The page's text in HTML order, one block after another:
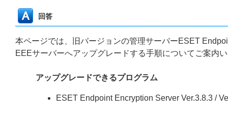
回答
本ページでは、旧バージョンの管理サーバーESET
EEEサーバーへアップグレードする手順についてご案内
アップグレードできるプログラム
ESET Endpoint Encryption Server Ver.3.8.3 /